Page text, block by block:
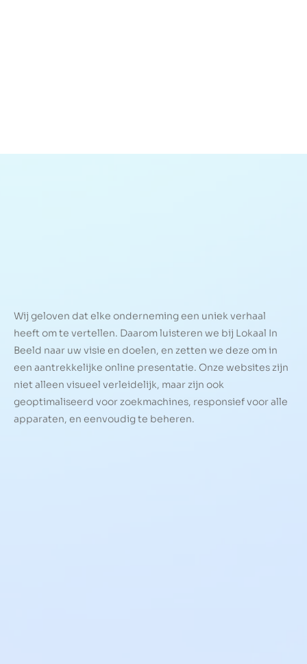
Wij geloven dat elke onderneming een uniek verhaal
heeft om te vertellen. Daarom luisteren we bij Lokaal In
Beeld naar uw visie en doelen, en zetten we deze om in
een aantrekkelijke online presentatie. Onze websites zijn
niet alleen visueel verleidelijk, maar zijn ook
geoptimaliseerd voor zoekmachines, responsief voor alle
apparaten, en eenvoudig te beheren.